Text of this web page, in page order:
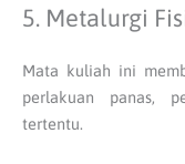
5. Metalurgi
Mata kuliah ini
perlakuan panas,
tertentu.